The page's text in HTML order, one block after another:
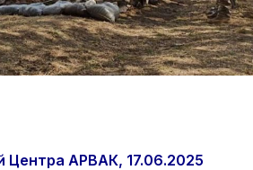
Центра АРВАК, 17.06.2025